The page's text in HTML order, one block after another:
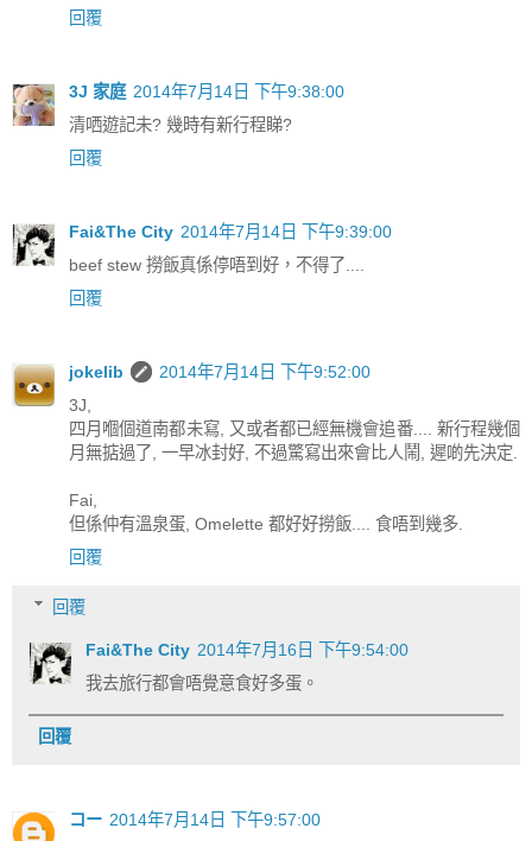
回覆
3J 家庭 2014年7月14日 下午9:38:00
清哂遊記未? 幾時有新行程睇?
回覆
Fai&The City 2014年7月14日 下午9:39:00
beef stew 撈飯真係停唔到好，不得了....
回覆
jokelib
2014年7月14日 下午9:52:00
3J,
四月嗰個道南都未寫, 又或者都已經無機會追番.... 新行程幾個
月無掂過了, 一早冰封好, 不過驚寫出來會比人鬧, 遲啲先決定.
Fai,
但係仲有溫泉蛋, Omelette 都好好撈飯.... 食唔到幾多.
回覆
回覆
Fai&The City 2014年7月16日 下午9:54:00
我去旅行都會唔覺意食好多蛋。
回覆
コー 2014年7月14日 下午9:57:00